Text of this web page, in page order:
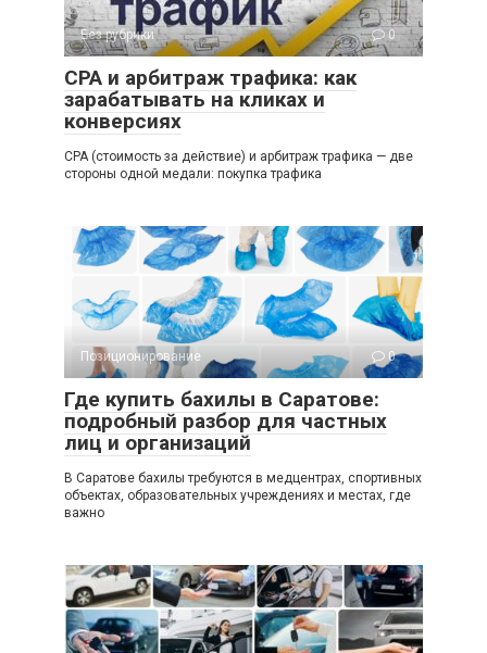
Без рубрики 0
СРА и арбитраж трафика: как
зарабатывать на кликах и
конверсиях
СРА (стоимость за действие) и арбитраж трафика — две
стороны одной медали: покупка трафика
Позиционирование 0
Где купить бахилы в Саратове:
подробный разбор для частных
лиц и организаций
В Саратοве бахилы требуются в медцентрах, спортивных
объектах, образовательных учреждениях и местах, где
важно